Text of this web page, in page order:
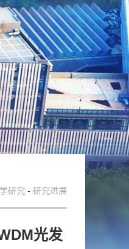
研究 - 研究进展
光发